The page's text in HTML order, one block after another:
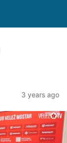
3 years ago